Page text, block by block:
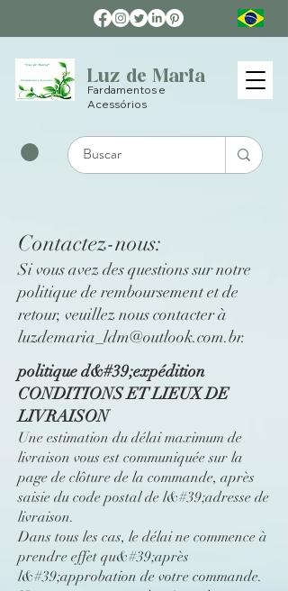
Luz de Maria
Fardamentos e
Acessórios
Contactez-nous:
Si vous avez des questions sur notre
politique de remboursement et de
retour, veuillez nous contacter à
luzdemaria_ldm@outlook.com.br.
politique d&#39;expédition
CONDITIONS ET LIEUX DE
LIVRAISON
Une estimation du délai maximum de
livraison vous est communiquée sur la
page de clôture de la commande, après
saisie du code postal de l&#39;adresse de
livraison.
Dans tous les cas, le délai ne commence à
prendre effet qu&#39;après
l&#39;approbation de votre commande.